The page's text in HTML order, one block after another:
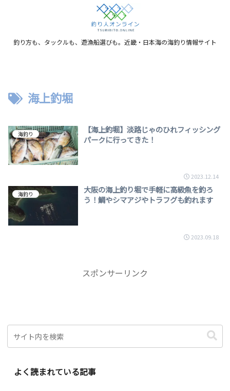
釣り方も、タックルも、遊漁船選びも。近畿・日本海の海釣り情報サイト
海上釣堀
海釣り
【海上釣堀】淡路じゃのひれフィッシング
パークに行ってきた！
2023.12.14
海釣り
大阪の海上釣り堀で手軽に高級魚を釣ろ
う！鯛やシマアジやトラフグも釣れます
2023.09.18
スポンサーリンク
よく読まれている記事